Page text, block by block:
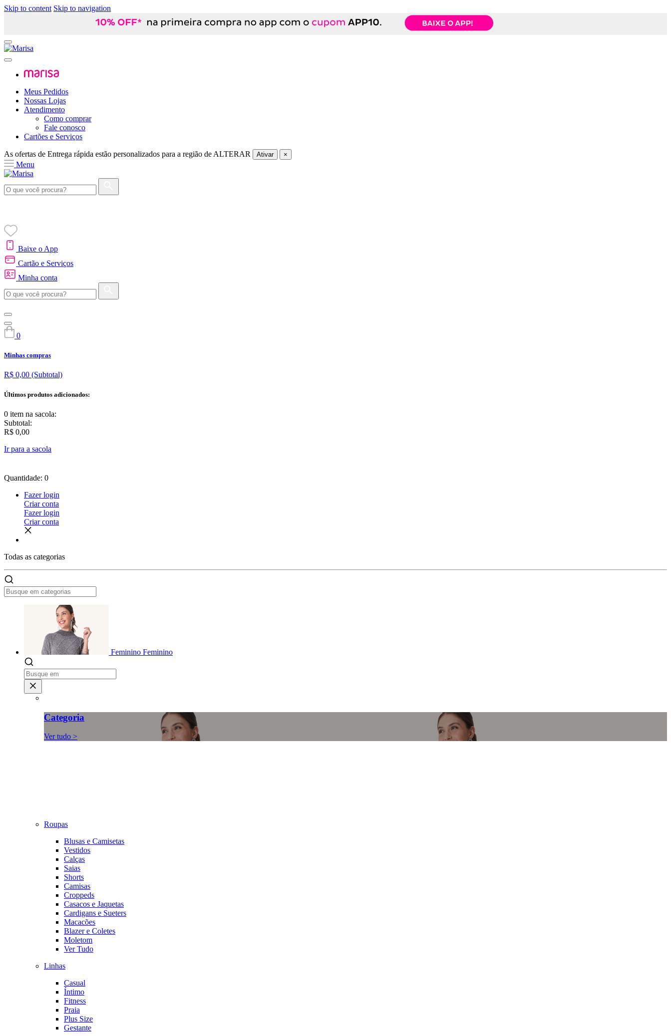
Skip to content Skip to navigation
Meus Pedidos
Nossas Lojas
Atendimento
Como comprar
Fale conosco
Cartões e Serviços
As ofertas de Entrega rápida estão personalizados para a região de ALTERAR Ativar ×
Menu
Baixe o App
Cartão e Serviços
Minha conta
0
Minhas compras
R$ 0,00 (Subtotal)
Últimos produtos adicionados:
0 item na sacola:
Subtotal:
R$ 0,00
Ir para a sacola
Quantidade: 0
Fazer login
Criar conta
Fazer login
Criar conta
Todas as categorias
Feminino Feminino
Categoria
Ver tudo >
Roupas
Blusas e Camisetas
Vestidos
Calças
Saias
Shorts
Camisas
Croppeds
Casacos e Jaquetas
Cardigans e Sueters
Macacões
Blazer e Coletes
Moletom
Ver Tudo
Linhas
Casual
Íntimo
Fitness
Praia
Plus Size
Gestante